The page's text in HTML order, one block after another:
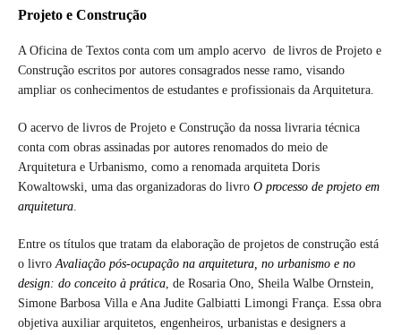
Projeto e Construção
A Oficina de Textos conta com um amplo acervo de livros de Projeto e
Construção escritos por autores consagrados nesse ramo, visando
ampliar os conhecimentos de estudantes e profissionais da Arquitetura.
O acervo de livros de Projeto e Construção da nossa livraria técnica
conta com obras assinadas por autores renomados do meio de
Arquitetura e Urbanismo, como a renomada arquiteta Doris
Kowaltowski, uma das organizadoras do livro O processo de projeto em
arquitetura.
Entre os títulos que tratam da elaboração de projetos de construção está
o livroAvaliação pós-ocupação na arquitetura, no urbanismo e no
design: do conceito à prática, de Rosaria Ono, Sheila Walbe Ornstein,
Simone Barbosa Villa e Ana Judite Galbiatti Limongi França. Essa obra
objetiva auxiliar arquitetos, engenheiros, urbanistas e designers a